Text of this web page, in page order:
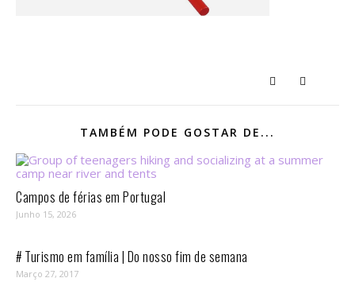
TAMBÉM PODE GOSTAR DE...
Campos de férias em Portugal
Junho 15, 2026
# Turismo em família | Do nosso fim de semana
Março 27, 2017